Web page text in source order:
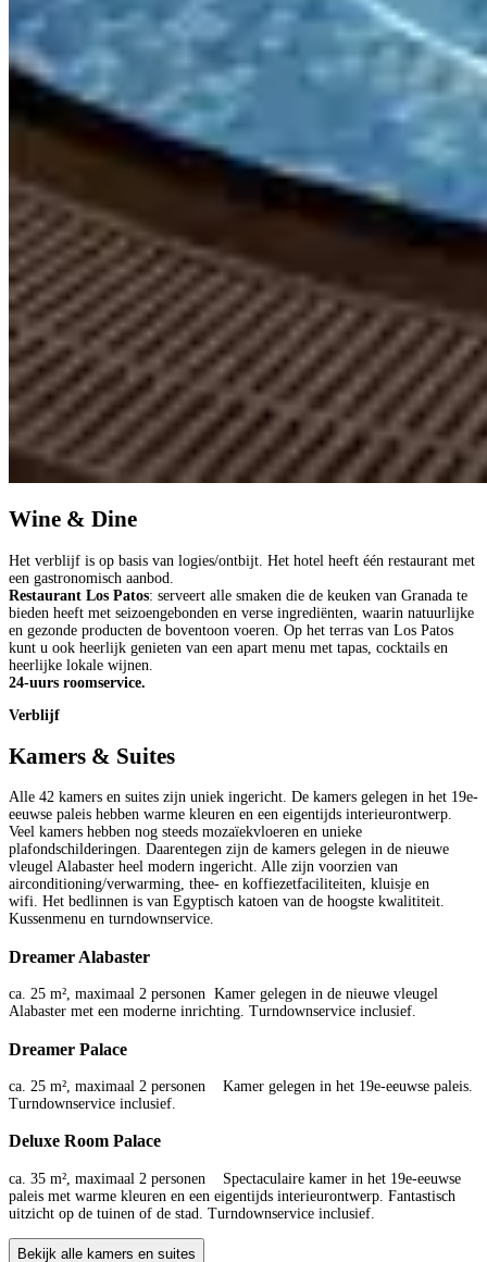
Wine & Dine
Het verblijf is op basis van logies/ontbijt. Het hotel heeft één restaurant met
een gastronomisch aanbod.
Restaurant Los Patos: serveert alle smaken die de keuken van Granada te
bieden heeft met seizoengebonden en verse ingrediënten, waarin natuurlijke
en gezonde producten de boventoon voeren. Op het terras van Los Patos
kunt u ook heerlijk genieten van een apart menu met tapas, cocktails en
heerlijke lokale wijnen.
24-uurs roomservice.
Verblijf
Kamers & Suites
Alle 42 kamers en suites zijn uniek ingericht. De kamers gelegen in het 19e-
eeuwse paleis hebben warme kleuren en een eigentijds interieurontwerp.
Veel kamers hebben nog steeds mozaïekvloeren en unieke
plafondschilderingen. Daarentegen zijn de kamers gelegen in de nieuwe
vleugel Alabaster heel modern ingericht. Alle zijn voorzien van
airconditioning/verwarming, thee- en koffiezetfaciliteiten, kluisje en
wifi. Het bedlinnen is van Egyptisch katoen van de hoogste kwalititeit.
Kussenmenu en turndownservice.
Dreamer Alabaster
ca. 25 m², maximaal 2 personen Kamer gelegen in de nieuwe vleugel
Alabaster met een moderne inrichting. Turndownservice inclusief.
Dreamer Palace
ca. 25 m², maximaal 2 personen Kamer gelegen in het 19e-eeuwse paleis.
Turndownservice inclusief.
Deluxe Room Palace
ca. 35 m², maximaal 2 personen Spectaculaire kamer in het 19e-eeuwse
paleis met warme kleuren en een eigentijds interieurontwerp. Fantastisch
uitzicht op de tuinen of de stad. Turndownservice inclusief.
Bekijk alle kamers en suites